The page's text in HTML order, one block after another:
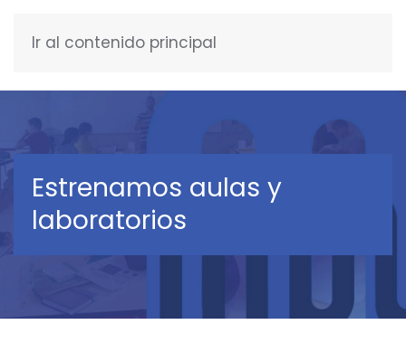
Ir al contenido principal
Estrenamos aulas y
laboratorios